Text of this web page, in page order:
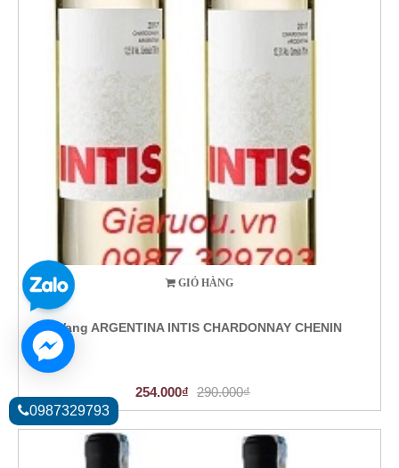
GIỎ HÀNG
Vang ARGENTINA INTIS CHARDONNAY CHENIN
254.000₫ 290.000₫
0987329793